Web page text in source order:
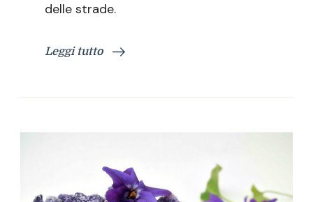
delle strade.
Leggi tutto